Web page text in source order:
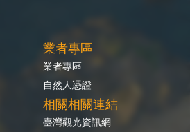
業者專區
業者專區
自然人憑證
相關相關連結
臺灣觀光資訊網